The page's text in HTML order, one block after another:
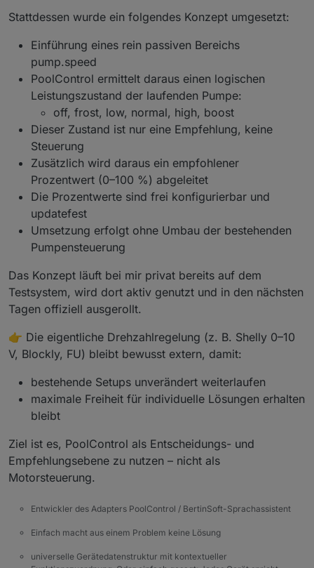
Stattdessen wurde ein folgendes Konzept umgesetzt:
Einführung eines rein passiven Bereichs
pump.speed
PoolControl ermittelt daraus einen logischen
Leistungszustand der laufenden Pumpe:
off, frost, low, normal, high, boost
Dieser Zustand ist nur eine Empfehlung, keine
Steuerung
Zusätzlich wird daraus ein empfohlener
Prozentwert (0–100 %) abgeleitet
Die Prozentwerte sind frei konfigurierbar und
updatefest
Umsetzung erfolgt ohne Umbau der bestehenden
Pumpensteuerung
Das Konzept läuft bei mir privat bereits auf dem
Testsystem, wird dort aktiv genutzt und in den nächsten
Tagen offiziell ausgerollt.
👉 Die eigentliche Drehzahlregelung (z. B. Shelly 0–10
V, Blockly, FU) bleibt bewusst extern, damit:
bestehende Setups unverändert weiterlaufen
maximale Freiheit für individuelle Lösungen erhalten
bleibt
Ziel ist es, PoolControl als Entscheidungs- und
Empfehlungsebene zu nutzen – nicht als
Motorsteuerung.
Entwickler des Adapters PoolControl / BertinSoft-Sprachassistent
Einfach macht aus einem Problem keine Lösung
universelle Gerätedatenstruktur mit kontextueller